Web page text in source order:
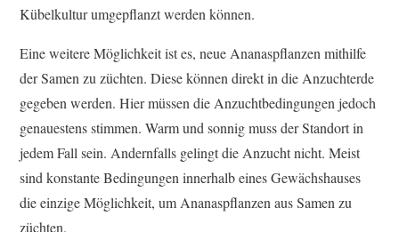
Kübelkultur umgepflanzt werden können.
Eine weitere Möglichkeit ist es, neue Ananaspflanzen mithilfe
der Samen zu züchten. Diese können direkt in die Anzuchterde
gegeben werden. Hier müssen die Anzuchtbedingungen jedoch
genauestens stimmen. Warm und sonnig muss der Standort in
jedem Fall sein. Andernfalls gelingt die Anzucht nicht. Meist
sind konstante Bedingungen innerhalb eines Gewächshauses
die einzige Möglichkeit, um Ananaspflanzen aus Samen zu
züchten.